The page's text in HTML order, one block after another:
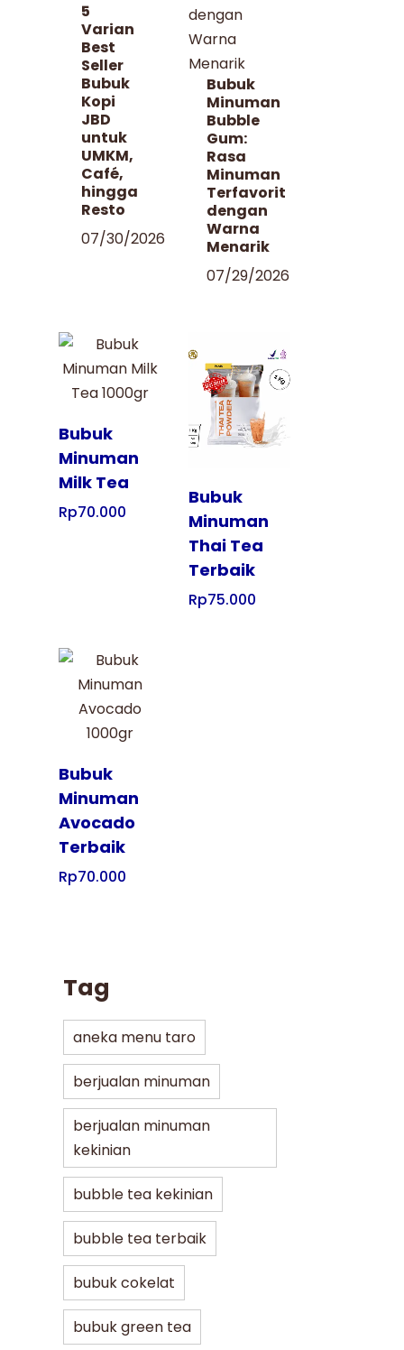
5
Varian
Best
Seller
Bubuk
Kopi
JBD
untuk
UMKM,
Café,
hingga
Resto
07/30/2026
Bubuk
Minuman
Bubble
Gum:
Rasa
Minuman
Terfavorit
dengan
Warna
Menarik
07/29/2026
Tampilkan
Bubuk
Minuman
Milk Tea
Rp70.000
Tampilkan
Bubuk
Minuman
Thai Tea
Terbaik
Rp75.000
Tampilkan
Bubuk
Minuman
Avocado
Terbaik
Rp70.000
Tag
aneka menu taro
berjualan minuman
berjualan minuman
kekinian
bubble tea kekinian
bubble tea terbaik
bubuk cokelat
bubuk green tea